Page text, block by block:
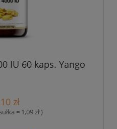
IU 60 kaps. Yango
zł
= 1,09 zł )